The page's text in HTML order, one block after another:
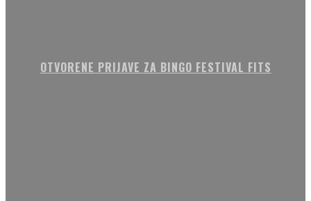
OTVORENE PRIJAVE ZA BINGO FESTIVAL FITS